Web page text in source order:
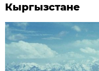
Кыргызстане